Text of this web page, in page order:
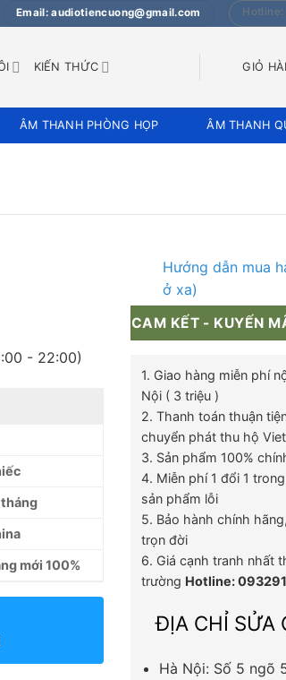
Email: audiotiencuong@gmail.com Hotline:
KIẾN THỨC GIỎ
ÂM THANH PHÒNG HỌP ÂM THANH
- 22:00)
tháng
mới 100%
Hướng dẫn mua
ở xa)
CAM KẾT - KUYẾN
1. Giao hàng miễn phí
Nội ( 3 triệu )
2. Thanh toán thuận
chuyển phát thu hộ
3. Sản phẩm 100%
4. Miễn phí 1 đổi 1
sản phẩm lỗi
5. Bảo hành chính
trọn đời
6. Giá cạnh tranh nhất
trường Hotline:
ĐỊA CHỈ SỬA
Hà Nội: Số 5 ngõ